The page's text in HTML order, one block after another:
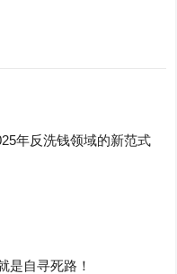
年反洗钱领域的新范式
是自寻死路！